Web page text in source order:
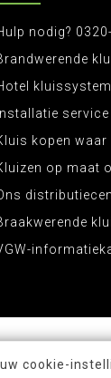
nodig?
Installatie
kopen
op maat
cookie-